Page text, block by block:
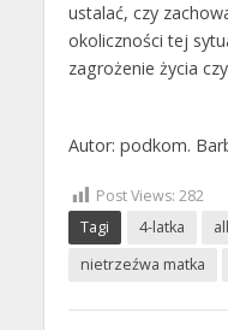
ustalać, czy
okoliczności tej
zagrożenie życia
Autor: podkom.
Post Views: 282
Tagi
4-latka
nietrzeźwa matka